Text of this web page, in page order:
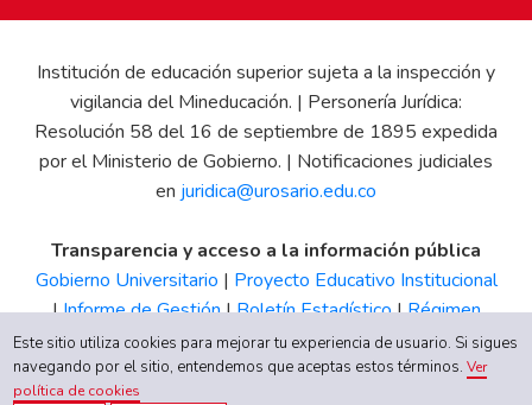
Institución de educación superior sujeta a la inspección y
vigilancia del Mineducación. | Personería Jurídica:
Resolución 58 del 16 de septiembre de 1895 expedida
por el Ministerio de Gobierno. | Notificaciones judiciales
en juridica@urosario.edu.co
Transparencia y acceso a la información pública
Gobierno Universitario | Proyecto Educativo Institucional
|Informe de Gestión|Boletín Estadístico|Régimen
Tributario|Estados Financieros |Código de Ética| Canal
de Integridad UR
Este sitio utiliza cookies para mejorar tu experiencia de usuario. Si sigues
navegando por el sitio, entendemos que aceptas estos términos.Ver
política de cookies